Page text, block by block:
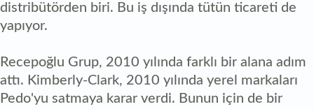
distribütörden biri. Bu iş dışında tütün ticareti de
yapıyor.
Recepoğlu Grup, 2010 yılında farklı bir alana adım
attı. Kimberly-Clark, 2010 yılında yerel markaları
Pedo'yu satmaya karar verdi. Bunun için de bir